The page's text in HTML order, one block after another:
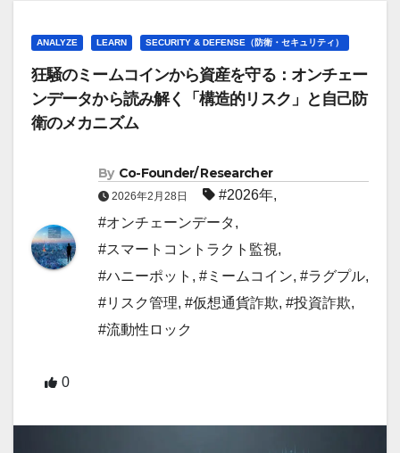
ANALYZE LEARN SECURITY & DEFENSE（防衛・セキュリティ）
狂騒のミームコインから資産を守る：オンチェー
ンデータから読み解く「構造的リスク」と自己防
衛のメカニズム
By Co-Founder/ Researcher
2026年2月28日 #2026年,
#オンチェーンデータ,
#スマートコントラクト監視,
#ハニーポット , #ミームコイン, #ラグプル,
#リスク管理, #仮想通貨詐欺, #投資詐欺,
#流動性ロック
0